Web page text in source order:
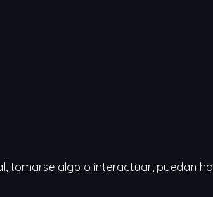
tomarse algo o interactuar, puedan